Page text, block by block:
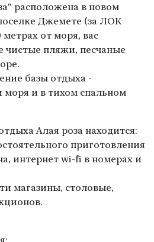
расположена в новом
Джемете (за ЛОК
метрах от моря, вас
чистые пляжи, песчаные
базы отдыха -
моря и в тихом спальном
Алая роза находится:
приготовления
интернет wi-fi в номерах и
магазины, столовые,